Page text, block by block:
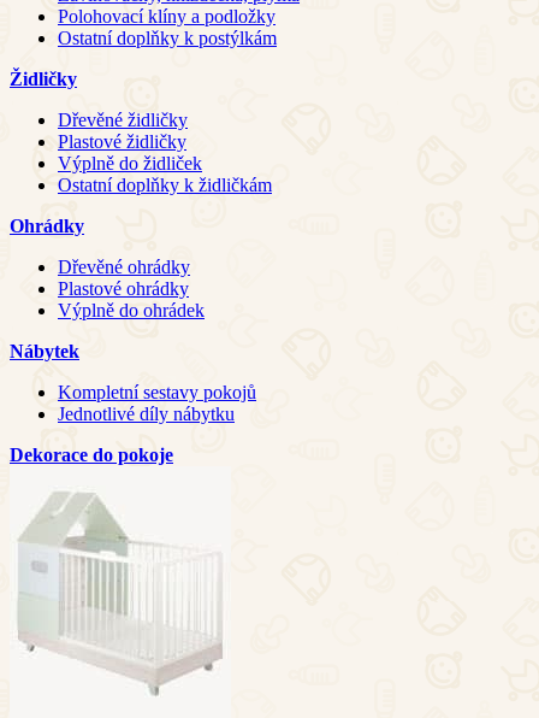
Polohovací klíny a podložky
Ostatní doplňky k postýlkám
Židličky
Dřevěné židličky
Plastové židličky
Výplně do židliček
Ostatní doplňky k židličkám
Ohrádky
Dřevěné ohrádky
Plastové ohrádky
Výplně do ohrádek
Nábytek
Kompletní sestavy pokojů
Jednotlivé díly nábytku
Dekorace do pokoje